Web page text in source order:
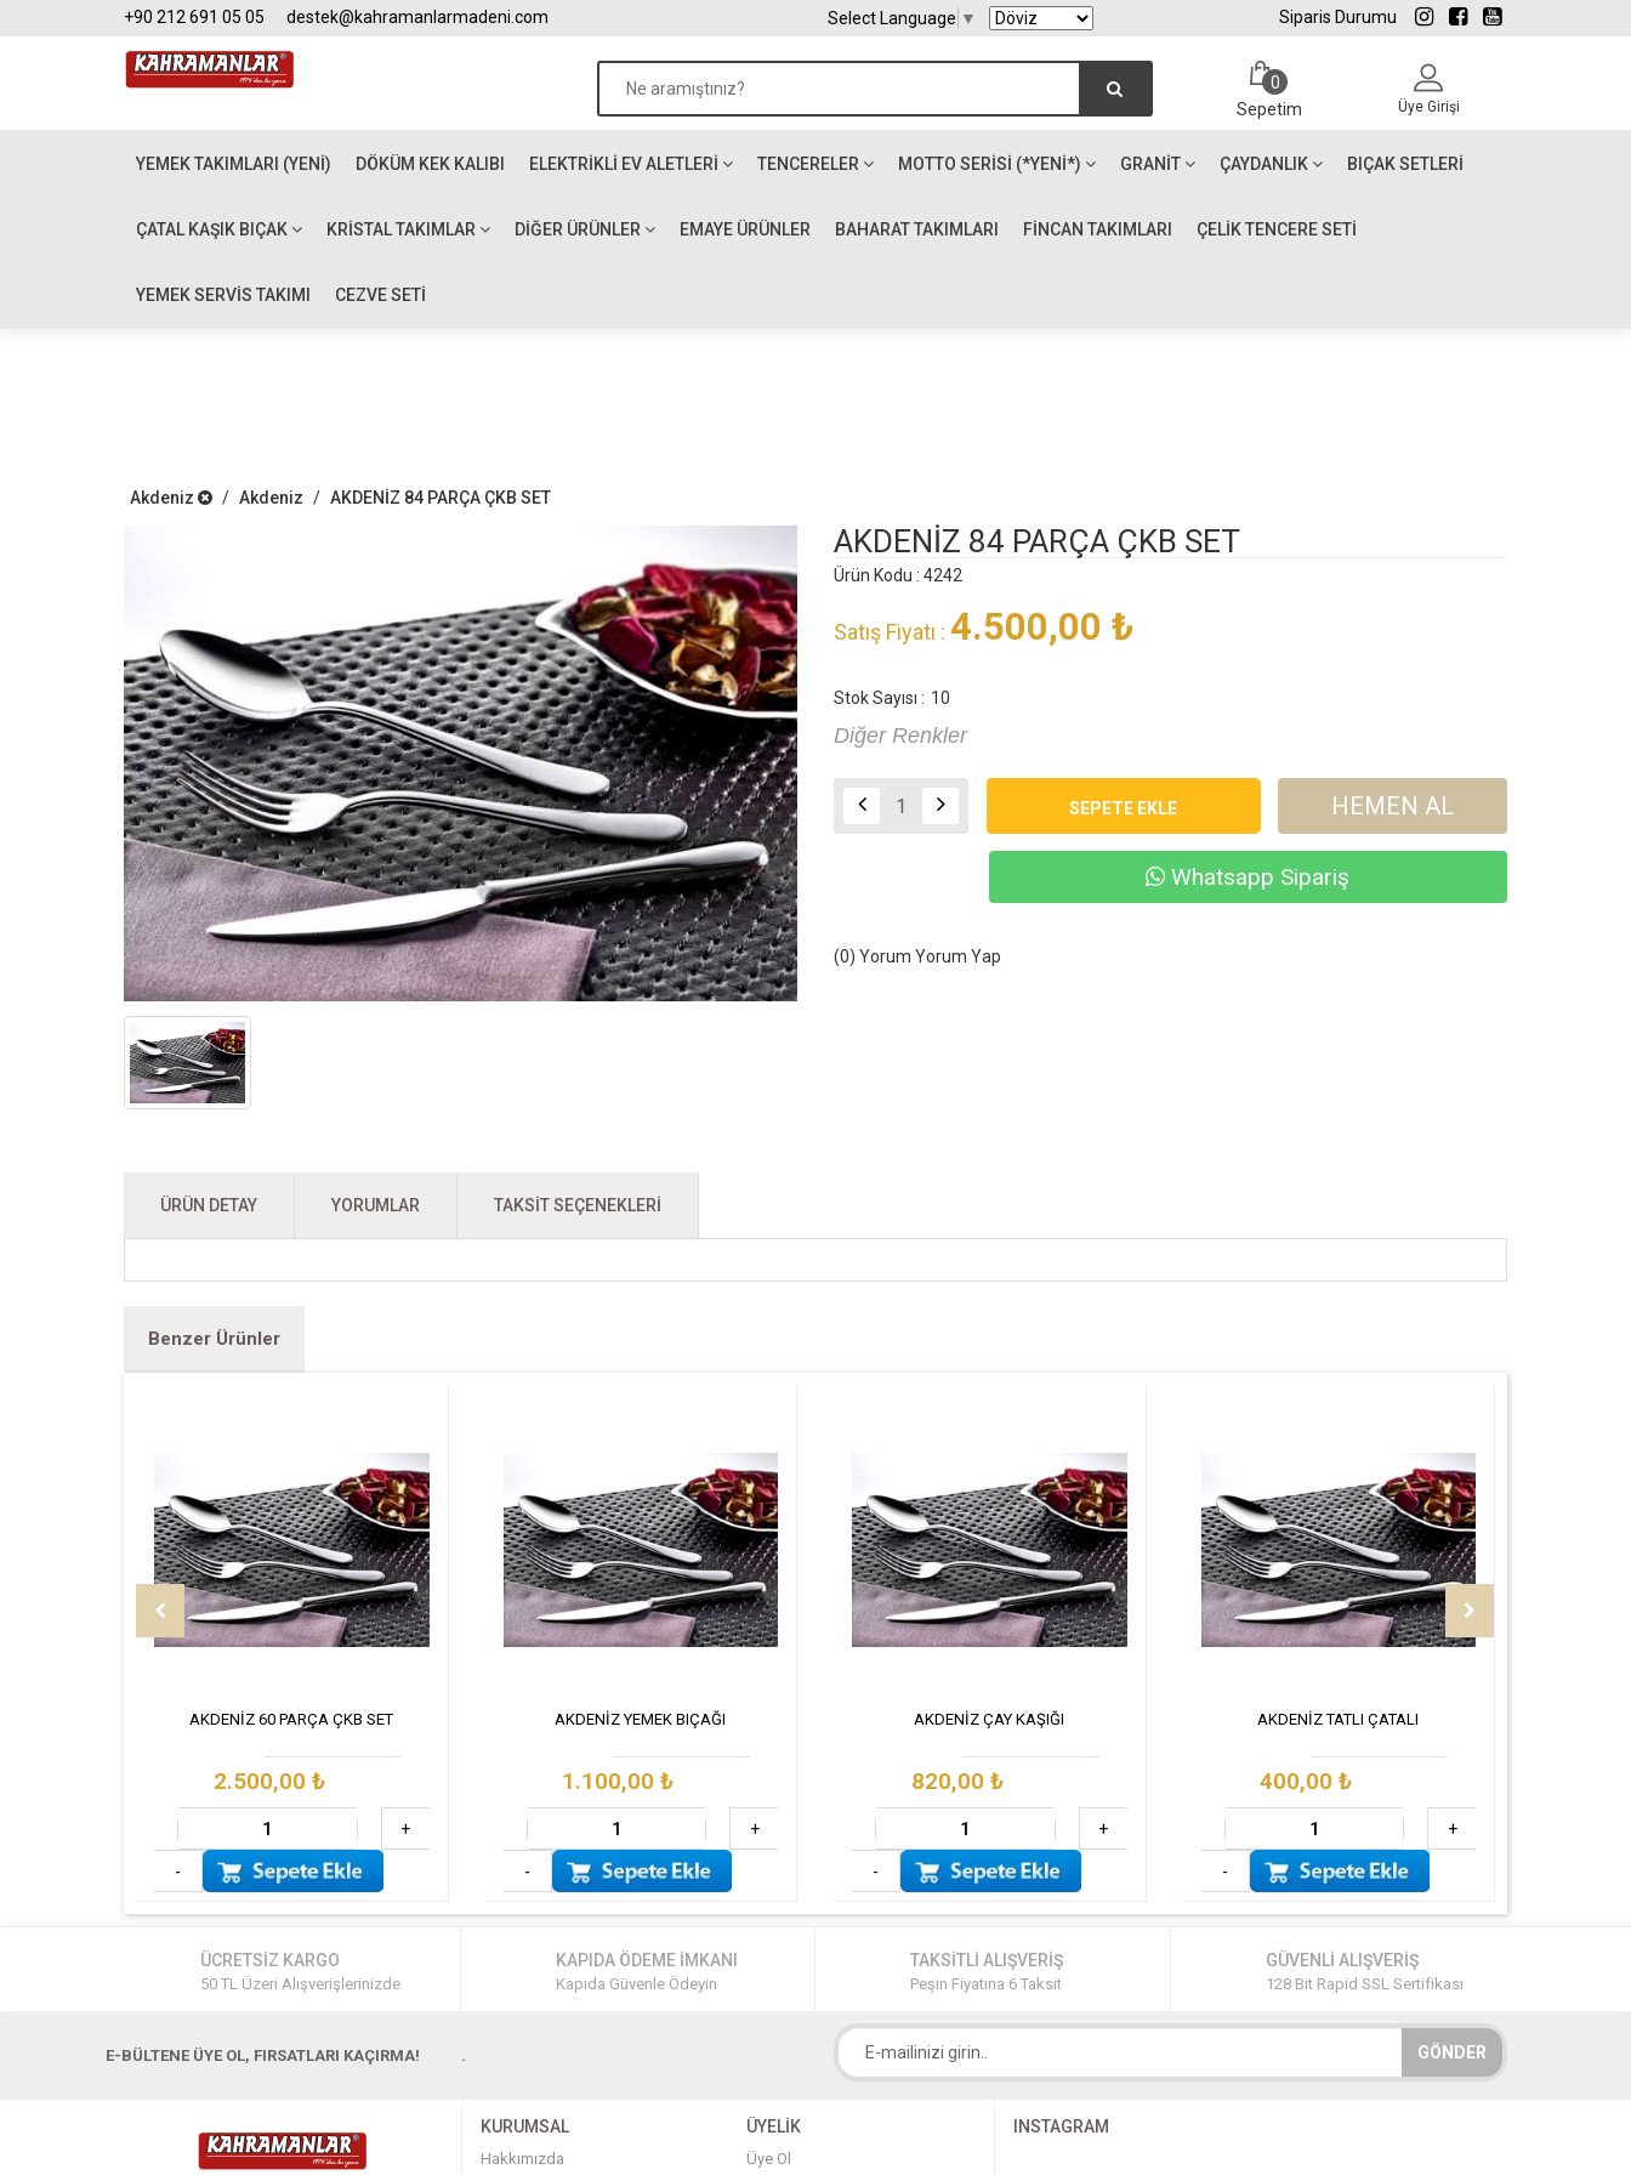
+90 212 691 05 05 destek@kahramanlarmadeni.com Siparis Durumu
Select Language ▼
0
Sepetim
Üye Girişi
YEMEK TAKIMLARI (YENİ) DÖKÜM KEK KALIBI ELEKTRIKLI EV ALETLERI TENCERELER MOTTO SERİSİ (*YENİ*) GRANIT ÇAYDANLIK BIÇAK SETLERI
ÇATAL KAŞIK BIÇAK KRISTAL TAKIMLAR DIĞER ÜRÜNLER EMAYE ÜRÜNLER BAHARAT TAKIMLARI FİNCAN TAKIMLARI ÇELİK TENCERE SETİ
YEMEK SERVİS TAKIMI CEZVE SETİ
Akdeniz / Akdeniz / AKDENİZ 84 PARÇA ÇKB SET
AKDENİZ 84 PARÇA ÇKB SET
Ürün Kodu : 4242
Satış Fiyatı : 4.500,00 ₺
Stok Sayısı : 10
Diğer Renkler
HEMEN AL
Whatsapp Sipariş
(0) Yorum Yorum Yap
ÜRÜN DETAY YORUMLAR TAKSIT SEÇENEKLERI
Benzer Ürünler
AKDENİZ 60 PARÇA ÇKB SET
2.500,00 ₺
+
-
AKDENİZ YEMEK BIÇAĞI
1.100,00 ₺
+
-
AKDENİZ ÇAY KAŞIĞI
820,00 ₺
+
-
AKDENİZ TATLI ÇATALI
400,00 ₺
+
-
ÜCRETSİZ KARGO
50 TL Üzeri Alışverişlerinizde
KAPIDA ÖDEME İMKANI
Kapıda Güvenle Ödeyin
TAKSİTLİ ALIŞVERİŞ
Peşin Fiyatına 6 Taksit
GÜVENLİ ALIŞVERİŞ
128 Bit Rapid SSL Sertifikası
E-BÜLTENE ÜYE OL, FIRSATLARI KAÇIRMA! . GÖNDER
KURUMSAL
Hakkımızda
ÜYELİK
Üye Ol
INSTAGRAM